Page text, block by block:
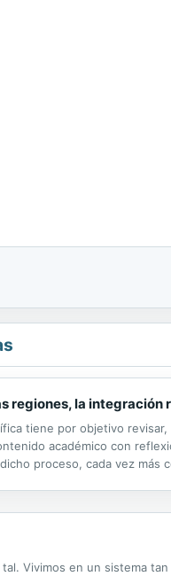
regiones, la integración
tiene por objetivo
académico con
proceso, cada vez
tal. Vivimos en un sistema